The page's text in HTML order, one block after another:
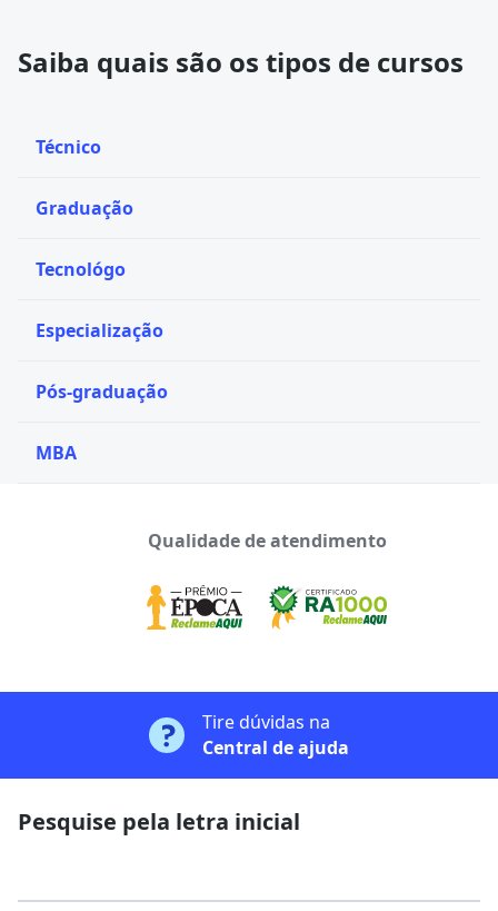
Saiba quais são os tipos de cursos
Técnico
Graduação
Tecnológo
Especialização
Pós-graduação
MBA
Qualidade de atendimento
Tire dúvidas na
Central de ajuda
Pesquise pela letra inicial